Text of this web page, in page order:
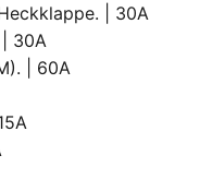
| 30A
30A
| 60A